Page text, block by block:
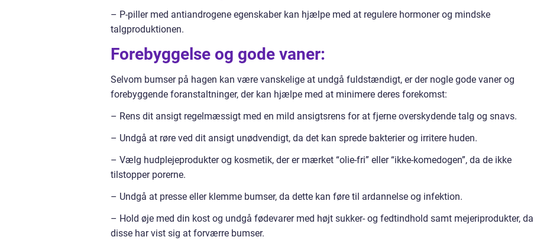
– P-piller med antiandrogene egenskaber kan hjælpe med at regulere hormoner og mindske
talgproduktionen.
Forebyggelse og gode vaner:
Selvom bumser på hagen kan være vanskelige at undgå fuldstændigt, er der nogle gode vaner og
forebyggende foranstaltninger, der kan hjælpe med at minimere deres forekomst:
– Rens dit ansigt regelmæssigt med en mild ansigtsrens for at fjerne overskydende talg og snavs.
– Undgå at røre ved dit ansigt unødvendigt, da det kan sprede bakterier og irritere huden.
– Vælg hudplejeprodukter og kosmetik, der er mærket “olie-fri” eller “ikke-komedogen”, da de ikke
tilstopper porerne.
– Undgå at presse eller klemme bumser, da dette kan føre til ardannelse og infektion.
– Hold øje med din kost og undgå fødevarer med højt sukker- og fedtindhold samt mejeriprodukter, da
disse har vist sig at forværre bumser.